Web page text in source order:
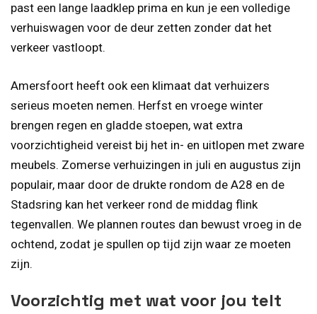
past een lange laadklep prima en kun je een volledige
verhuiswagen voor de deur zetten zonder dat het
verkeer vastloopt.
Amersfoort heeft ook een klimaat dat verhuizers
serieus moeten nemen. Herfst en vroege winter
brengen regen en gladde stoepen, wat extra
voorzichtigheid vereist bij het in- en uitlopen met zware
meubels. Zomerse verhuizingen in juli en augustus zijn
populair, maar door de drukte rondom de A28 en de
Stadsring kan het verkeer rond de middag flink
tegenvallen. We plannen routes dan bewust vroeg in de
ochtend, zodat je spullen op tijd zijn waar ze moeten
zijn.
Voorzichtig met wat voor jou telt